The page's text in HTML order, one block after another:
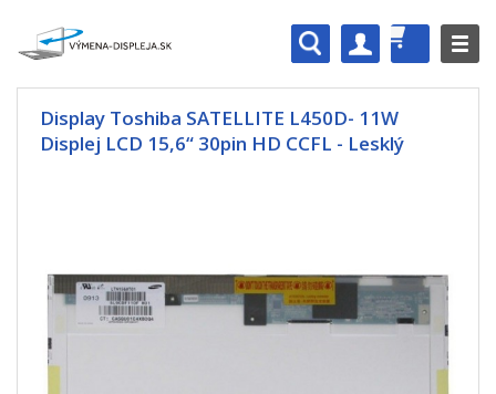
Display Toshiba SATELLITE L450D- 11W
Displej LCD 15,6“ 30pin HD CCFL - Lesklý